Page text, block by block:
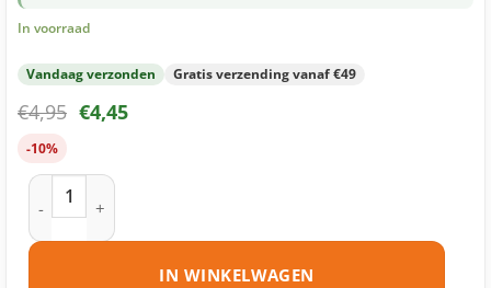
In voorraad
Vandaag verzonden Gratis verzending vanaf €49
€4,95 €4,45
-10%
Brother LC900 C inktcartridge cyaan huismerk aantal
IN WINKELWAGEN